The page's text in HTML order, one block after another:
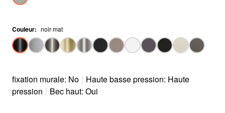
Couleur: noir mat
fixation murale: No | Haute basse pression: Haute
pression | Bec haut: Oui